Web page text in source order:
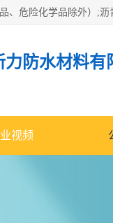
力防水材料有
视频